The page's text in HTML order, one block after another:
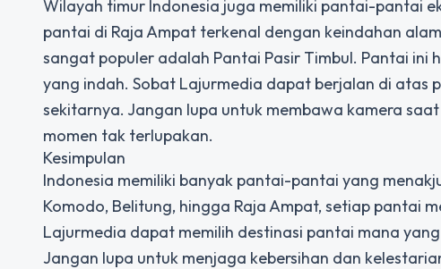
Wilayah timur Indonesia juga memiliki pantai-pantai
pantai di Raja Ampat terkenal dengan keindahan
sangat populer adalah Pantai Pasir Timbul. Pantai ini
yang indah. Sobat Lajurmedia dapat berjalan di atas
sekitarnya. Jangan lupa untuk membawa kamera
momen tak terlupakan.
Kesimpulan
Indonesia memiliki banyak pantai-pantai yang
Komodo, Belitung, hingga Raja Ampat, setiap pantai
Lajurmedia dapat memilih destinasi pantai mana
Jangan lupa untuk menjaga kebersihan dan